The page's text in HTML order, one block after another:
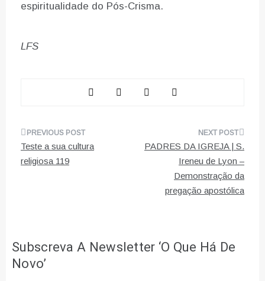
espiritualidade do Pós-Crisma.
LFS
Navegação
de
Teste a sua cultura
religiosa 119
PADRES DA IGREJA | S.
Ireneu de Lyon –
Demonstração da
pregação apostólica
Subscreva A Newsletter ‘O Que Há De
Novo’